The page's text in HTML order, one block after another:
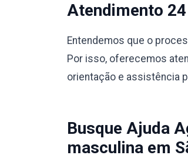
Atendimento
Entendemos que o
Por isso, oferecemos
orientação e assistência
Busque Ajuda
masculina em